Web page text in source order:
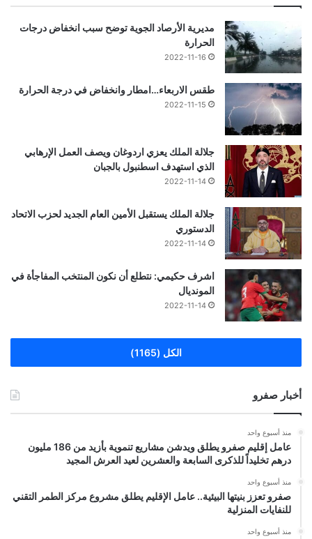
مديرية الأرصاد الجوية توضح سبب انخفاض درجات
الحرارة
2022-11-16
طقس الاربعاء…امطار وانخفاض في درجة الحرارة
2022-11-15
جلالة الملك يعزي اردوغان ويصف العمل الإرهابي
الذي استهدف اسطنبول بالجبان
2022-11-14
جلالة الملك يستقبل الأمين العام الجديد لحزب الاتحاد
الدستوري
2022-11-14
اشرف حكيمي: نتطلع أن نكون المنتخب المفاجأة في
المونديال
2022-11-14
الكل (1165)
أخبار صفرو
منذ أسبوع واحد
عامل إقليم صفرو يطلق ويدشن مشاريع تنموية بأزيد من 186 مليون
درهم تخليداً للذكرى السابعة والعشرين لعيد العرش المجيد
منذ أسبوع واحد
صفرو تعزز بنيتها البيئية.. عامل الإقليم يطلق مشروع مركز الطمر التقني
للنفايات المنزلية
منذ أسبوع واحد